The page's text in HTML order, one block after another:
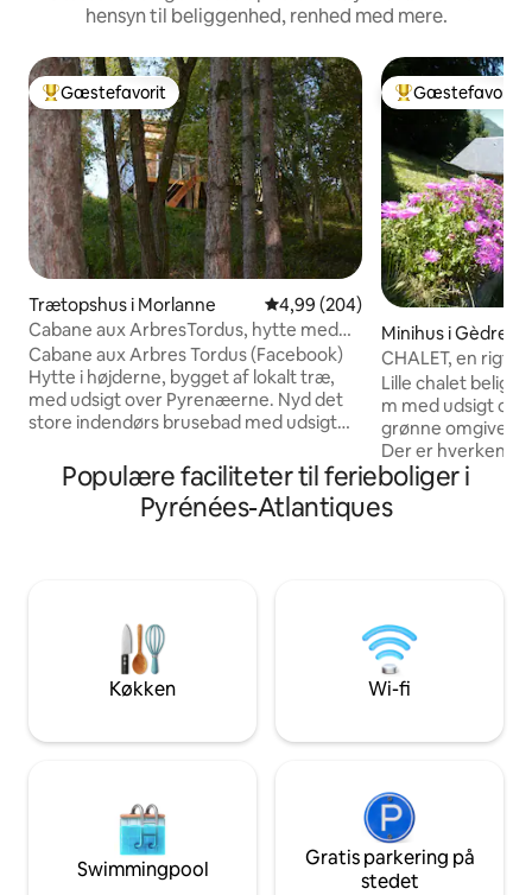
hensyn til beliggenhed, renhed med mere.
Bedste gæstefavorit
Gæstefavorit
Trætopshus i Morlanne 4,99 ud af 5 i gennemsnitlig
4,99 (204)
Cabane aux ArbresTordus, hytte med
udsigt over Pyrenæerne
Cabane aux Arbres Tordus (Facebook)
Hytte i højderne, bygget af lokalt træ,
med udsigt over Pyrenæerne. Nyd det
store indendørs brusebad med udsigt
brusebad Hænget trampolin,
Dobbeltseng 160*200, sengetøj i hør,
med udsigt over Pic du Midi d'Ossau.
toilet, Køleskab, Pilleovn
Morgenmadskurve og gourmetydelser
som ekstra valgmulighed
Bedste
Gæstefavorit
Minihus i Gèdre
CHALET, en rigtig
Lille chalet
m med udsigt
grønne
Der er hverken
Varmen og
Afslapning
milaner og andre
Dette sted er
boende. Kæledyr
Populære faciliteter til ferieboliger i
Pyrénées-Atlantiques
Køkken Wi-fi
Swimmingpool
Gratis parkering på
stedet